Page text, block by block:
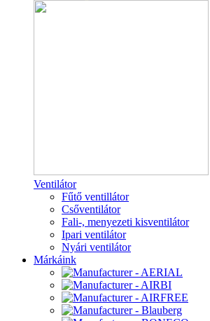
Ventilátor
Fűtő ventillátor
Csőventilátor
Fali-, menyezeti kisventilátor
Ipari ventilátor
Nyári ventilátor
Márkáink